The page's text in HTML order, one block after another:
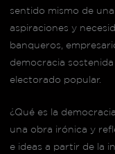
sentido mismo de
aspiraciones y
banqueros,
democracia
electorado popular.
¿Qué es la
una obra irónica y
e ideas a partir de la